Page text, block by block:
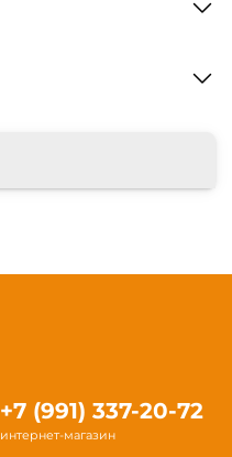
+7 (991) 337-20-72
интернет-магазин